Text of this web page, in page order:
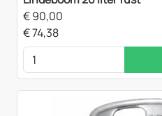
€90,00
€74,38